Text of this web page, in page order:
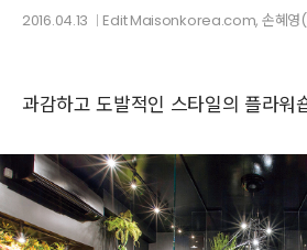
2016.04.13 EditMaisonkorea.com, 손혜영
과감하고 도발적인 스타일의 플라워